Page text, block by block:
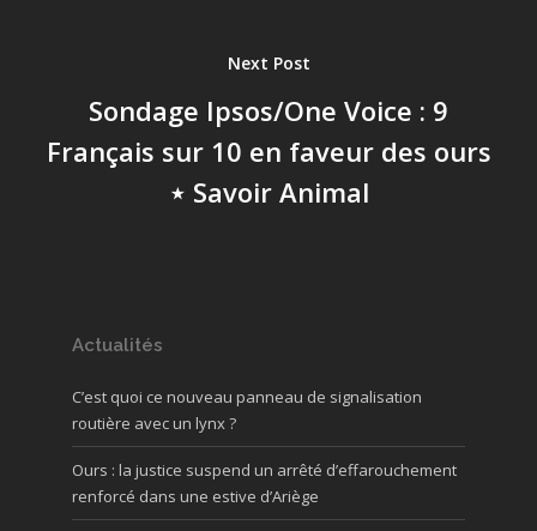
Next Post
Sondage Ipsos/One Voice : 9
Français sur 10 en faveur des ours
⋆ Savoir Animal
Actualités
C’est quoi ce nouveau panneau de signalisation
routière avec un lynx ?
Ours : la justice suspend un arrêté d’effarouchement
renforcé dans une estive d’Ariège